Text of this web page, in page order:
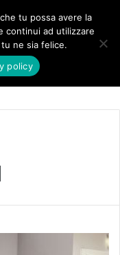
“Leolandia” festeggia 55 anni; con “Reversum” arriva l’adrenalina a 360°
tu possa avere la
continui ad utilizzare
ne sia felice.
policy